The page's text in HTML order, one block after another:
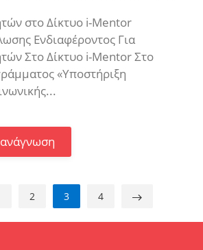
στο Δίκτυο i-Mentor
Ενδιαφέροντος Για
Στο Δίκτυο i-Mentor Στο
«Υποστήριξη
ανάγνωση
2 3 4